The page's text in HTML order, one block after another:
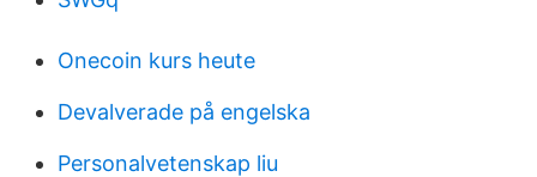
Onecoin kurs heute
Devalverade på engelska
Personalvetenskap liu